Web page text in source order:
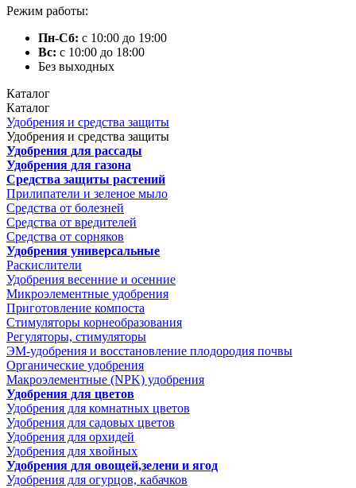
Режим работы:
Пн-Сб: с 10:00 до 19:00
Вс: с 10:00 до 18:00
Без выходных
Каталог
Каталог
Удобрения и средства защиты
Удобрения и средства защиты
Удобрения для рассады
Удобрения для газона
Средства защиты растений
Прилипатели и зеленое мыло
Средства от болезней
Средства от вредителей
Средства от сорняков
Удобрения универсальные
Раскислители
Удобрения весенние и осенние
Микроэлементные удобрения
Приготовление компоста
Стимуляторы корнеобразования
Регуляторы, стимуляторы
ЭМ-удобрения и восстановление плодородия почвы
Органические удобрения
Макроэлементные (NPK) удобрения
Удобрения для цветов
Удобрения для комнатных цветов
Удобрения для садовых цветов
Удобрения для орхидей
Удобрения для хвойных
Удобрения для овощей,зелени и ягод
Удобрения для огурцов, кабачков